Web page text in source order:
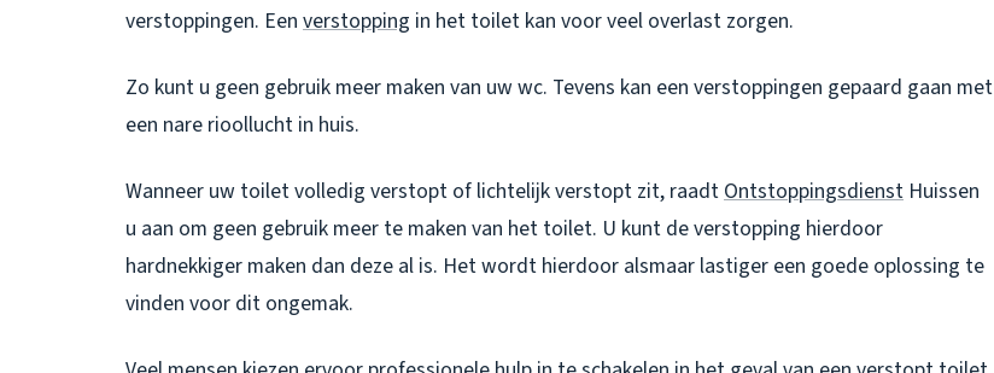
verstoppingen. Een verstopping in het toilet kan voor veel overlast zorgen.
Zo kunt u geen gebruik meer maken van uw wc. Tevens kan een verstoppingen gepaard gaan met
een nare rioollucht in huis.
Wanneer uw toilet volledig verstopt of lichtelijk verstopt zit, raadt Ontstoppingsdienst Huissen
u aan om geen gebruik meer te maken van het toilet. U kunt de verstopping hierdoor
hardnekkiger maken dan deze al is. Het wordt hierdoor alsmaar lastiger een goede oplossing te
vinden voor dit ongemak.